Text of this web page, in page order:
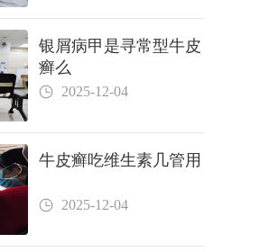
银屑病甲是寻常型牛皮
癣么
2025-12-04
牛皮癣吃维生素几管用
2025-12-04